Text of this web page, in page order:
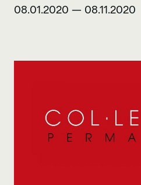
08.01.2020 — 08.11.2020